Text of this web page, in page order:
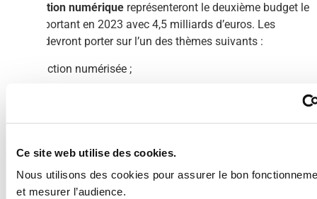
Ce site web utilise des cookies.
Nous utilisons des cookies pour assurer le bon
et mesurer l’audience.
l’innovation numérique représenteront le deuxième budget le
plus important en 2023 avec 4,5 milliards d’euros. Les
projets devront porter sur l’un des thèmes suivants :
– Production numérisée ;
d’infrastructures, de services, d’applications et de données